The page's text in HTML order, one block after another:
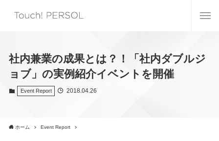
社内兼業の成果とは？！「社内ダブルジ
ョブ」の実例紹介イベントを開催
Event Report 2018.04.26
ホーム Event Report